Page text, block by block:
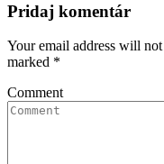
Pridaj komentár
Your email address will
marked *
Comment